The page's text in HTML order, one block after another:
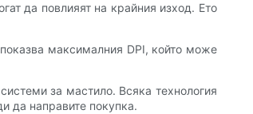
да повлияят на крайния изход. Ето
максималния DPI, който може
за мастило. Всяка технология
да направите покупка.